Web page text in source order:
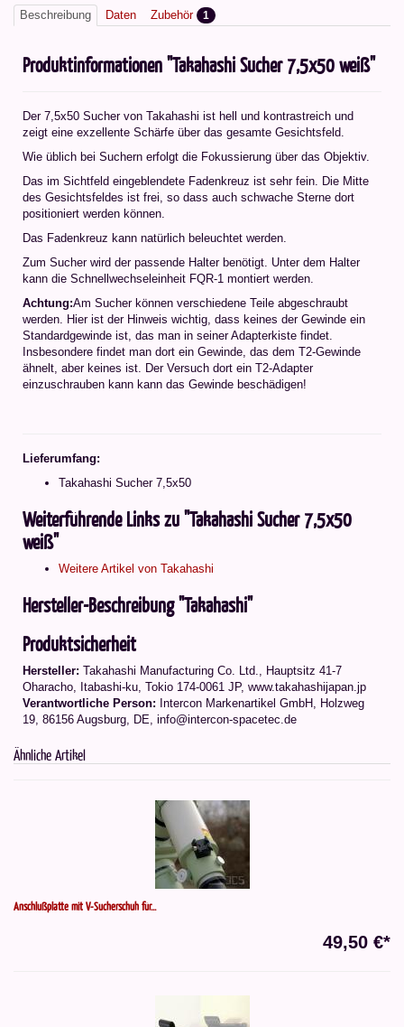
Beschreibung Daten Zubehör 1
Produktinformationen "Takahashi Sucher 7,5x50 weiß"
Der 7,5x50 Sucher von Takahashi ist hell und kontrastreich und
zeigt eine exzellente Schärfe über das gesamte Gesichtsfeld.
Wie üblich bei Suchern erfolgt die Fokussierung über das Objektiv.
Das im Sichtfeld eingeblendete Fadenkreuz ist sehr fein. Die Mitte
des Gesichtsfeldes ist frei, so dass auch schwache Sterne dort
positioniert werden können.
Das Fadenkreuz kann natürlich beleuchtet werden.
Zum Sucher wird der passende Halter benötigt. Unter dem Halter
kann die Schnellwechseleinheit FQR-1 montiert werden.
Achtung:Am Sucher können verschiedene Teile abgeschraubt
werden. Hier ist der Hinweis wichtig, dass keines der Gewinde ein
Standardgewinde ist, das man in seiner Adapterkiste findet.
Insbesondere findet man dort ein Gewinde, das dem T2-Gewinde
ähnelt, aber keines ist. Der Versuch dort ein T2-Adapter
einzuschrauben kann kann das Gewinde beschädigen!
Lieferumfang:
Takahashi Sucher 7,5x50
Weiterführende Links zu "Takahashi Sucher 7,5x50
weiß"
Weitere Artikel von Takahashi
Hersteller-Beschreibung "Takahashi"
Produktsicherheit
Hersteller: Takahashi Manufacturing Co. Ltd., Hauptsitz 41-7
Oharacho, Itabashi-ku, Tokio 174-0061 JP, www.takahashijapan.jp
Verantwortliche Person: Intercon Markenartikel GmbH, Holzweg
19, 86156 Augsburg, DE, info@intercon-spacetec.de
Ähnliche Artikel
Anschlußplatte mit V-Sucherschuh für...
49,50 €*